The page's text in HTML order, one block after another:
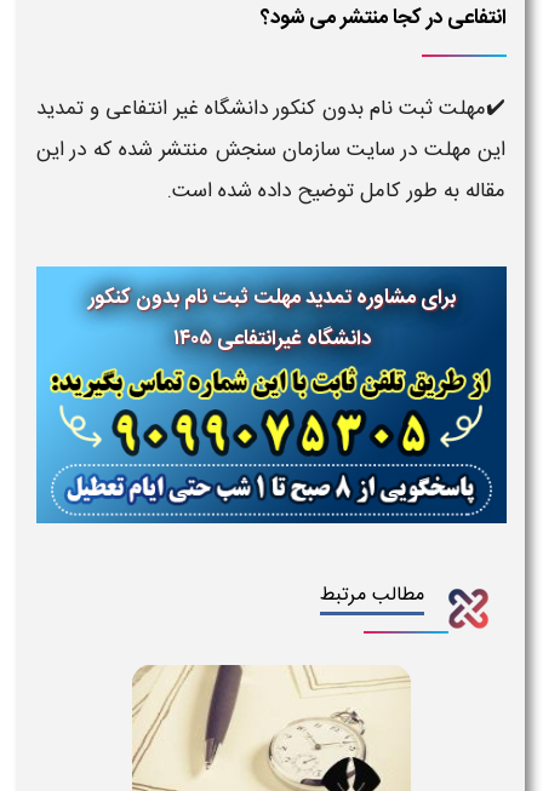
انتفاعی در کجا منتشر می شود؟
✔️مهلت ثبت نام بدون کنکور دانشگاه غیر انتفاعی و تمدید
این مهلت در سایت سازمان سنجش منتشر شده که در این
مقاله به طور کامل توضیح داده شده است.
برای مشاورهتمدید مهلت ثبت نام بدون کنکور
دانشگاه غیرانتفاعی۱۴۰۵
مطالب مرتبط